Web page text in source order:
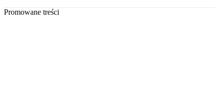
Promowane treści